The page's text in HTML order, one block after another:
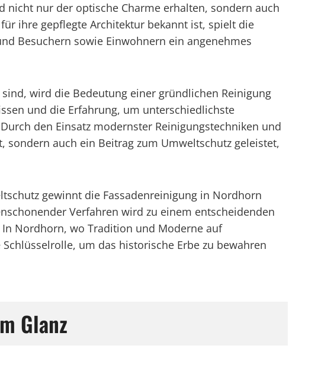
nicht nur der optische Charme erhalten, sondern auch
ihre gepflegte Architektur bekannt ist, spielt die
Besuchern sowie Einwohnern ein angenehmes
wird die Bedeutung einer gründlichen Reinigung
und die Erfahrung, um unterschiedlichste
den Einsatz modernster Reinigungstechniken und
auch ein Beitrag zum Umweltschutz geleistet,
gewinnt die Fassadenreinigung in Nordhorn
Verfahren wird zu einem entscheidenden
Nordhorn, wo Tradition und Moderne auf
um das historische Erbe zu bewahren
Glanz